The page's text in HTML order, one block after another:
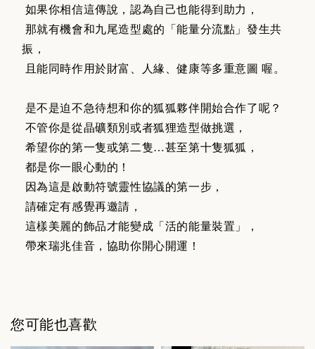
如果你相信這傳說，認為自己也能得到助力，
那就有機會和九尾造型處的「能量分流點」發生共
振，
且能同時作用於財富、人緣、健康等多重意圖 喔。
是不是迫不急待想和你的狐狐夥伴開始合作了呢？
不管你是從晶礦類別或者狐狸造型做挑選，
希望你的第一隻或第二隻…甚至第十隻狐狐，
都是你一眼心動的！
因為這是啟動符號靈性協議的第一步，
請確定有感覺再邀請，
這樣美麗的飾品才能變成「活的能量裝置」，
帶來瑞兆佳音，協助你開心開運！
您可能也喜歡